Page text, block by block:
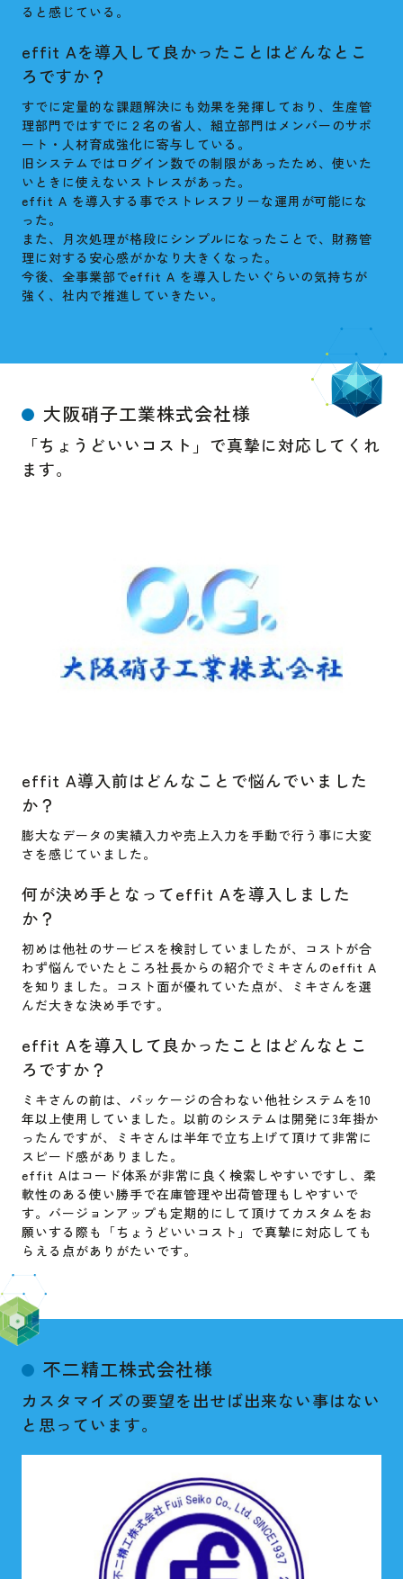
ると感じている。
effit Aを導入して良かったことはどんなとこ
ろですか？
すでに定量的な課題解決にも効果を発揮しており、生産管
理部門ではすでに２名の省人、組立部門はメンバーのサポ
ート・人材育成強化に寄与している。
旧システムではログイン数での制限があったため、使いた
いときに使えないストレスがあった。
effit A を導入する事でストレスフリーな運用が可能にな
った。
また、月次処理が格段にシンプルになったことで、財務管
理に対する安心感がかなり大きくなった。
今後、全事業部でeffit A を導入したいぐらいの気持ちが
強く、社内で推進していきたい。
大阪硝子工業株式会社様
「ちょうどいいコスト」で真摯に対応してくれ
ます。
effit A導入前はどんなことで悩んでいました
か？
膨大なデータの実績入力や売上入力を手動で行う事に大変
さを感じていました。
何が決め手となってeffit Aを導入しました
か？
初めは他社のサービスを検討していましたが、コストが合
わず悩んでいたところ社長からの紹介でミキさんのeffit A
を知りました。コスト面が優れていた点が、ミキさんを選
んだ大きな決め手です。
effit Aを導入して良かったことはどんなとこ
ろですか？
ミキさんの前は、パッケージの合わない他社システムを10
年以上使用していました。以前のシステムは開発に3年掛か
ったんですが、ミキさんは半年で立ち上げて頂けて非常に
スピード感がありました。
effit Aはコード体系が非常に良く検索しやすいですし、柔
軟性のある使い勝手で在庫管理や出荷管理もしやすいで
す。バージョンアップも定期的にして頂けてカスタムをお
願いする際も「ちょうどいいコスト」で真摯に対応しても
らえる点がありがたいです。
不二精工株式会社様
カスタマイズの要望を出せば出来ない事はない
と思っています。